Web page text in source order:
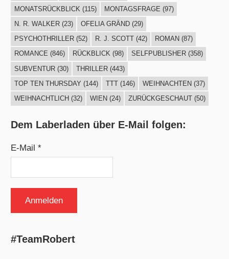
MONATSRÜCKBLICK (115) MONTAGSFRAGE (97)
N. R. WALKER(23) OFELIA GRÄND(29)
PSYCHOTHRILLER(52) R. J. SCOTT(42) ROMAN (87)
ROMANCE (846) RÜCKBLICK(98) SELFPUBLISHER(358)
SUBVENTUR(30) THRILLER(443)
TOP TEN THURSDAY (144) TTT(146) WEIHNACHTEN (37)
WEIHNACHTLICH (32) WIEN (24) ZURÜCKGESCHAUT(50)
Dem Laberladen über E-Mail folgen:
E-Mail *
#TeamRobert